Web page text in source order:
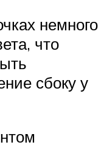
немного
что
сбоку у